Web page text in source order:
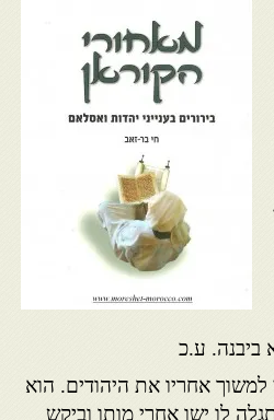
ביבנה. ע.כ
אחריו את היהודים. הוא
לו ישו אחרי מותו וביקש